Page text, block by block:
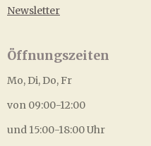
Newsletter
Öffnungszeiten
Mo, Di, Do, Fr
von 09:00-12:00
und 15:00-18:00 Uhr